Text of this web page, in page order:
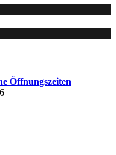
Öffnungszeiten